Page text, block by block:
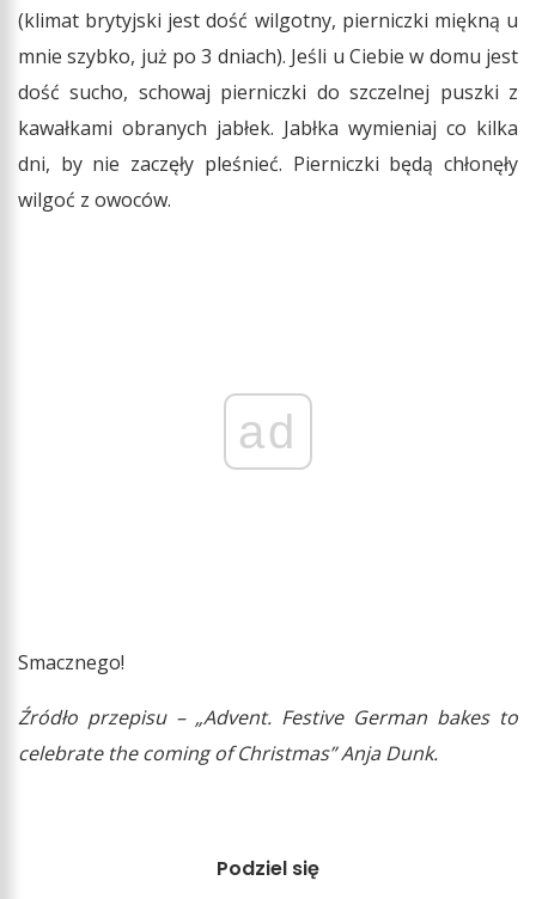
(klimat brytyjski jest dość wilgotny, pierniczki miękną u
mnie szybko, już po 3 dniach). Jeśli u Ciebie w domu jest
dość sucho, schowaj pierniczki do szczelnej puszki z
kawałkami obranych jabłek. Jabłka wymieniaj co kilka
dni, by nie zaczęły pleśnieć. Pierniczki będą chłonęły
wilgoć z owoców.
ad
Smacznego!
Źródło przepisu – „Advent. Festive German bakes to
celebrate the coming of Christmas” Anja Dunk.
Podziel się